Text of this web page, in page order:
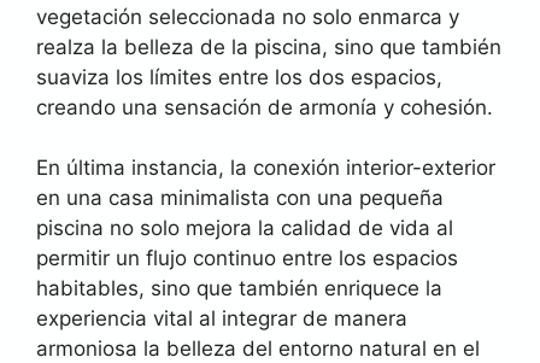
vegetación seleccionada no solo enmarca y
realza la belleza de la piscina, sino que también
suaviza los límites entre los dos espacios,
creando una sensación de armonía y cohesión.
En última instancia, la conexión interior-exterior
en una casa minimalista con una pequeña
piscina no solo mejora la calidad de vida al
permitir un flujo continuo entre los espacios
habitables, sino que también enriquece la
experiencia vital al integrar de manera
armoniosa la belleza del entorno natural en el